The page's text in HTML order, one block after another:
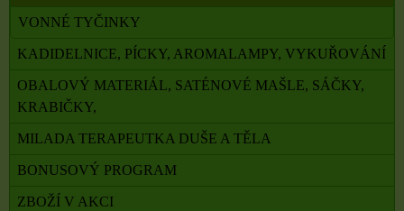
VONNÉ TYČINKY
KADIDELNICE, PÍCKY, AROMALAMPY, VYKUŘOVÁNÍ
OBALOVÝ MATERIÁL, SATÉNOVÉ MAŠLE, SÁČKY,
KRABIČKY,
MILADA TERAPEUTKA DUŠE A TĚLA
BONUSOVÝ PROGRAM
ZBOŽÍ V AKCI